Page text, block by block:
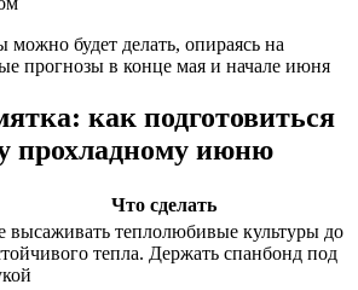
будет делать, опираясь на
прогнозы в конце мая и начале июня
как подготовиться
прохладному июню
Что сделать
высаживать теплолюбивые культуры до
тепла. Держать спанбонд под